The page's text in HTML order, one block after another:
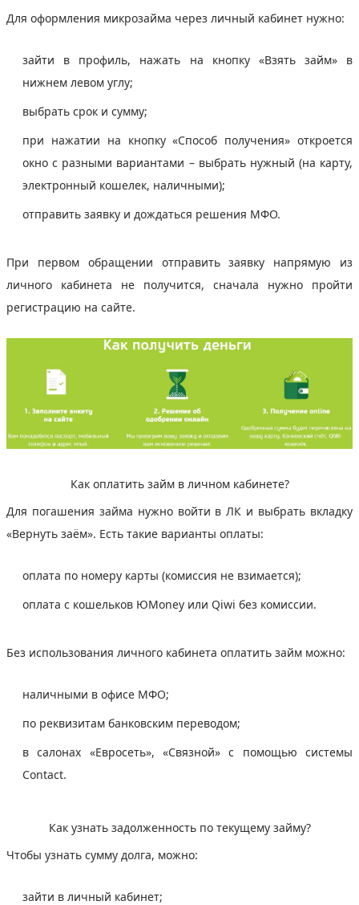
Для оформления микрозайма через личный кабинет нужно:
зайти в профиль, нажать на кнопку «Взять займ» в
нижнем левом углу;
выбрать срок и сумму;
при нажатии на кнопку «Способ получения» откроется
окно с разными вариантами – выбрать нужный (на карту,
электронный кошелек, наличными);
отправить заявку и дождаться решения МФО.
При первом обращении отправить заявку напрямую из
личного кабинета не получится, сначала нужно пройти
регистрацию на сайте.
Как оплатить займ в личном кабинете?
Для погашения займа нужно войти в ЛК и выбрать вкладку
«Вернуть заём». Есть такие варианты оплаты:
оплата по номеру карты (комиссия не взимается);
оплата с кошельков ЮMoney или Qiwi без комиссии.
Без использования личного кабинета оплатить займ можно:
наличными в офисе МФО;
по реквизитам банковским переводом;
в салонах «Евросеть», «Связной» с помощью системы
Contact.
Как узнать задолженность по текущему займу?
Чтобы узнать сумму долга, можно:
зайти в личный кабинет;